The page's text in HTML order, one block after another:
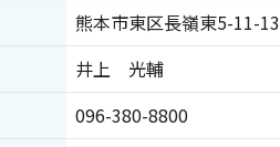
熊本市東区長嶺東5-11-13
井上 光輔
096-380-8800